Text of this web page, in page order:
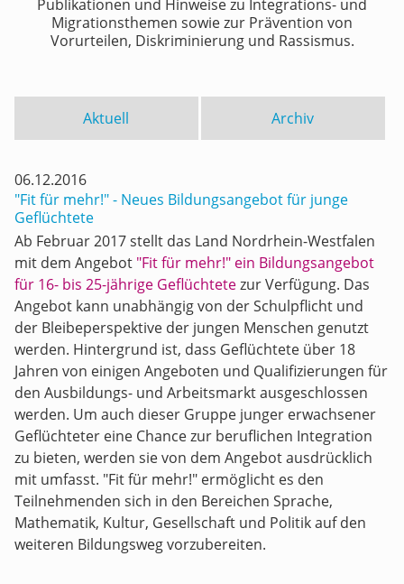
Publikationen und Hinweise zu Integrations- und
Migrationsthemen sowie zur Prävention von
Vorurteilen, Diskriminierung und Rassismus.
Aktuell Archiv
06.12.2016
"Fit für mehr!" - Neues Bildungsangebot für junge
Geflüchtete
Ab Februar 2017 stellt das Land Nordrhein-Westfalen
mit dem Angebot "Fit für mehr!" ein Bildungsangebot
für 16- bis 25-jährige Geflüchtetezur Verfügung. Das
Angebot kann unabhängig von der Schulpflicht und
der Bleibeperspektive der jungen Menschen genutzt
werden. Hintergrund ist, dass Geflüchtete über 18
Jahren von einigen Angeboten und Qualifizierungen für
den Ausbildungs- und Arbeitsmarkt ausgeschlossen
werden. Um auch dieser Gruppe junger erwachsener
Geflüchteter eine Chance zur beruflichen Integration
zu bieten, werden sie von dem Angebot ausdrücklich
mit umfasst. "Fit für mehr!" ermöglicht es den
Teilnehmenden sich in den Bereichen Sprache,
Mathematik, Kultur, Gesellschaft und Politik auf den
weiteren Bildungsweg vorzubereiten.